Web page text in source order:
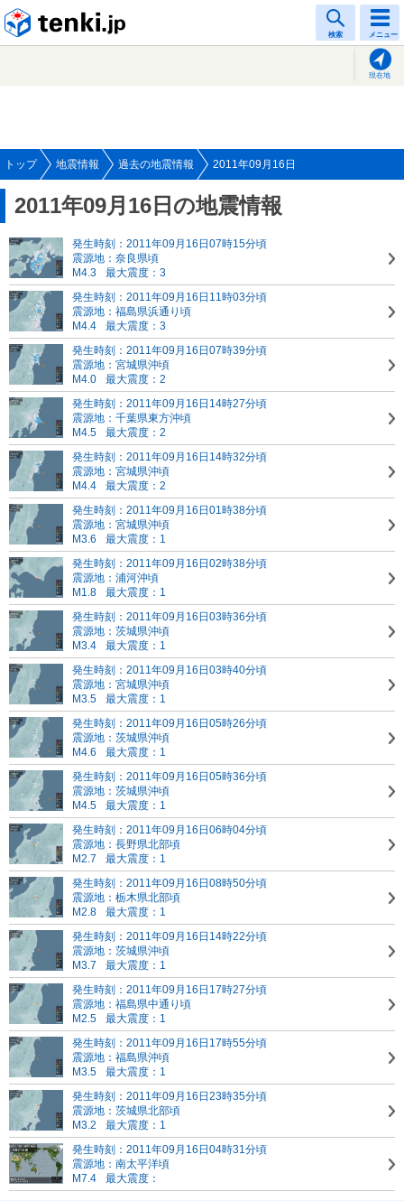
検索 メニュー
現在地
トップ 地震情報 過去の地震情報 2011年09月16日
2011年09月16日の地震情報
発生時刻：2011年09月16日07時15分頃
震源地：奈良県頃
M4.3
最大震度：3
発生時刻：2011年09月16日11時03分頃
震源地：福島県浜通り頃
M4.4
最大震度：3
発生時刻：2011年09月16日07時39分頃
震源地：宮城県沖頃
M4.0
最大震度：2
発生時刻：2011年09月16日14時27分頃
震源地：千葉県東方沖頃
M4.5
最大震度：2
発生時刻：2011年09月16日14時32分頃
震源地：宮城県沖頃
M4.4
最大震度：2
発生時刻：2011年09月16日01時38分頃
震源地：宮城県沖頃
M3.6
最大震度：1
発生時刻：2011年09月16日02時38分頃
震源地：浦河沖頃
M1.8
最大震度：1
発生時刻：2011年09月16日03時36分頃
震源地：茨城県沖頃
M3.4
最大震度：1
発生時刻：2011年09月16日03時40分頃
震源地：宮城県沖頃
M3.5
最大震度：1
発生時刻：2011年09月16日05時26分頃
震源地：茨城県沖頃
M4.6
最大震度：1
発生時刻：2011年09月16日05時36分頃
震源地：茨城県沖頃
M4.5
最大震度：1
発生時刻：2011年09月16日06時04分頃
震源地：長野県北部頃
M2.7
最大震度：1
発生時刻：2011年09月16日08時50分頃
震源地：栃木県北部頃
M2.8
最大震度：1
発生時刻：2011年09月16日14時22分頃
震源地：茨城県沖頃
M3.7
最大震度：1
発生時刻：2011年09月16日17時27分頃
震源地：福島県中通り頃
M2.5
最大震度：1
発生時刻：2011年09月16日17時55分頃
震源地：福島県沖頃
M3.5
最大震度：1
発生時刻：2011年09月16日23時35分頃
震源地：茨城県北部頃
M3.2
最大震度：1
発生時刻：2011年09月16日04時31分頃
震源地：南太平洋頃
M7.4
最大震度：